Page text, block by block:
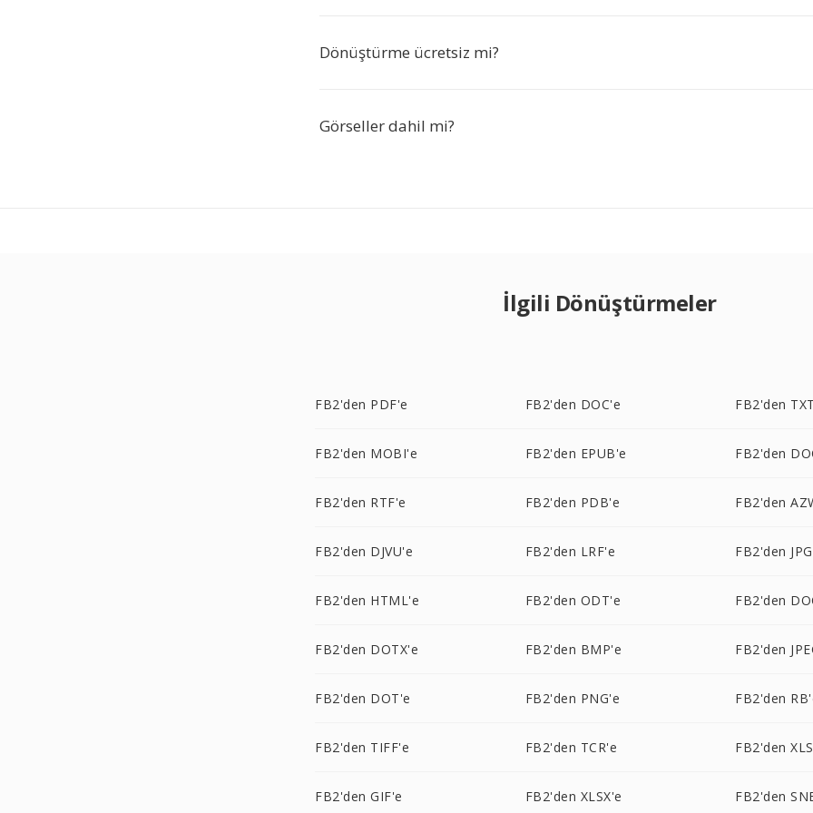
Dönüştürme ücretsiz mi?
Görseller dahil mi?
İlgili Dönüştürmeler
FB2'den PDF'e FB2'den DOC'e FB2'den
FB2'den MOBI'e FB2'den EPUB'e FB2'den
FB2'den RTF'e FB2'den PDB'e FB2'den
FB2'den DJVU'e FB2'den LRF'e FB2'den
FB2'den HTML'e FB2'den ODT'e FB2'den
FB2'den DOTX'e FB2'den BMP'e FB2'den
FB2'den DOT'e FB2'den PNG'e FB2'den
FB2'den TIFF'e FB2'den TCR'e FB2'den
FB2'den GIF'e FB2'den XLSX'e FB2'den